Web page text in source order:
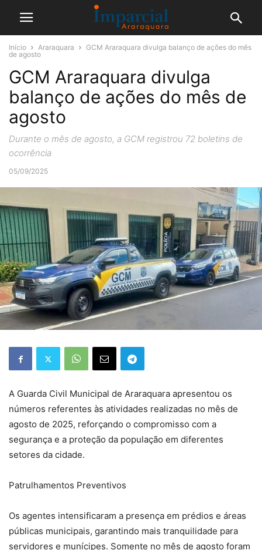
Início Araraquara
GCM Araraquara divulga balanço de ações do mês
de agosto
GCM Araraquara divulga
balanço de ações do mês de
agosto
Durante o mês de agosto, a GCM registrou 72 boletins de
ocorrência
05/09/2025
A Guarda Civil Municipal de Araraquara apresentou os
números referentes às atividades realizadas no mês de
agosto de 2025, reforçando o compromisso com a
segurança e a proteção da população em diferentes
setores da cidade.
Patrulhamentos Preventivos
Os agentes intensificaram a presença em prédios e áreas
públicas municipais, garantindo mais tranquilidade para
servidores e munícipes. Somente no mês de agosto foram